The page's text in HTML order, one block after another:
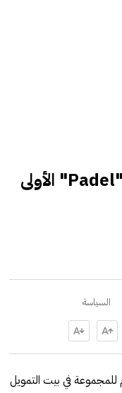
نجاح كبير لبطولة "بيتك" للـ "Padel" الأولى
السياسة
للمجموعة في بيت التمويل